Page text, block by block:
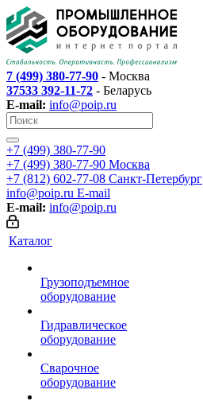
7 (499) 380-77-90 - Москва
37533 392-11-72 - Беларусь
E-mail: info@poip.ru
+7 (499) 380-77-90
+7 (499) 380-77-90 Москва
+7 (812) 602-77-08 Санкт-Петербург
info@poip.ru E-mail
E-mail: info@poip.ru
Каталог
Грузоподъемное
оборудование
Гидравлическое
оборудование
Сварочное
оборудование